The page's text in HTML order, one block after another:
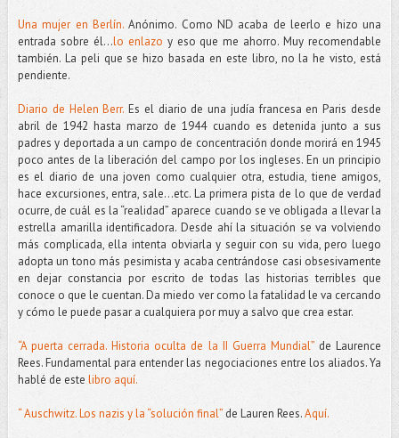
Una mujer en Berlín.Anónimo. Como ND acaba de leerlo e hizo una
entrada sobre él...lo enlazo y eso que me ahorro. Muy recomendable
también. La peli que se hizo basada en este libro, no la he visto, está
pendiente.
Diario de Helen Berr. Es el diario de una judía francesa en Paris desde
abril de 1942 hasta marzo de 1944 cuando es detenida junto a sus
padres y deportada a un campo de concentración donde morirá en 1945
poco antes de la liberación del campo por los ingleses. En un principio
es el diario de una joven como cualquier otra, estudia, tiene amigos,
hace excursiones, entra, sale...etc. La primera pista de lo que de verdad
ocurre, de cuál es la “realidad” aparece cuando se ve obligada a llevar la
estrella amarilla identificadora. Desde ahí la situación se va volviendo
más complicada, ella intenta obviarla y seguir con su vida, pero luego
adopta un tono más pesimista y acaba centrándose casi obsesivamente
en dejar constancia por escrito de todas las historias terribles que
conoce o que le cuentan. Da miedo ver como la fatalidad le va cercando
y cómo le puede pasar a cualquiera por muy a salvo que crea estar.
“A puerta cerrada. Historia oculta de la II Guerra Mundial”de Laurence
Rees. Fundamental para entender las negociaciones entre los aliados. Ya
hablé de este libro aquí.
“ Auschwitz. Los nazis y la “solución final”de Lauren Rees.Aquí.